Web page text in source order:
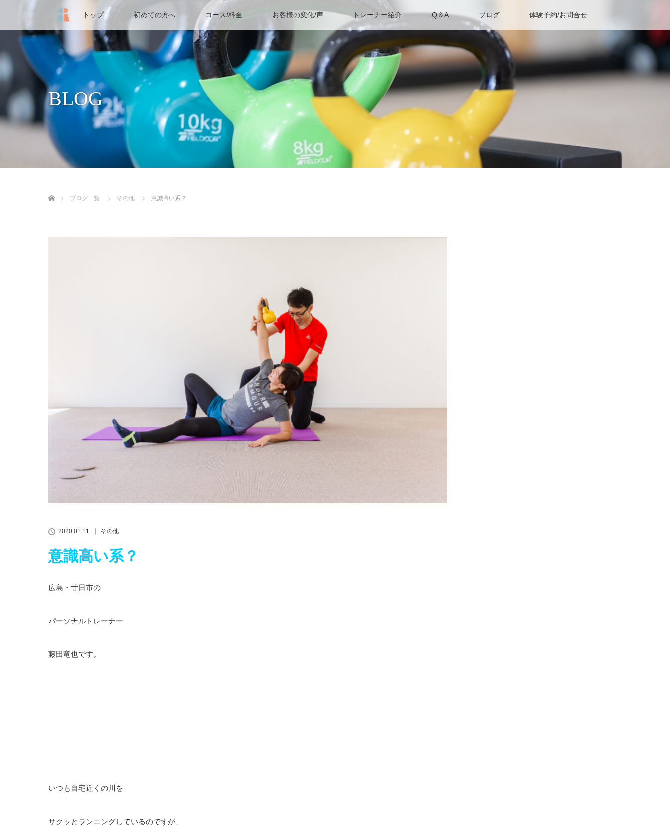
トップ 初めての方へ コース/料金 お客様の変化/声 トレーナー紹介 Q＆A ブログ 体験予約/お問合せ
BLOG
ブログ一覧
その他 意識高い系？
2020.01.11 その他
意識高い系？
広島・廿日市の
パーソナルトレーナー
藤田竜也です。
いつも自宅近くの川を
サクッとランニングしているのですが、